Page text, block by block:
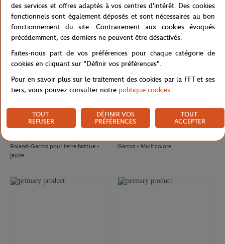
WILSON 10,50 €
Roland-Garros pour terre battue -
jaune
WILSON 8,00
Garros - Multicolore
des services et offres adaptés à vos centres d'intérêt. Des cookies
fonctionnels sont également déposés et sont nécessaires au bon
fonctionnement du site. Contrairement aux cookies évoqués
précédemment, ces derniers ne peuvent être désactivés.
Faites-nous part de vos préférences pour chaque catégorie de
cookies en cliquant sur "Définir vos préférences".
Pour en savoir plus sur le traitement des cookies par la FFT et ses
tiers, vous pouvez consulter notre politique cookies.
TOUT
REFUSER
DÉFINIR VOS
PRÉFÉRENCES
TOUT
ACCEPTER